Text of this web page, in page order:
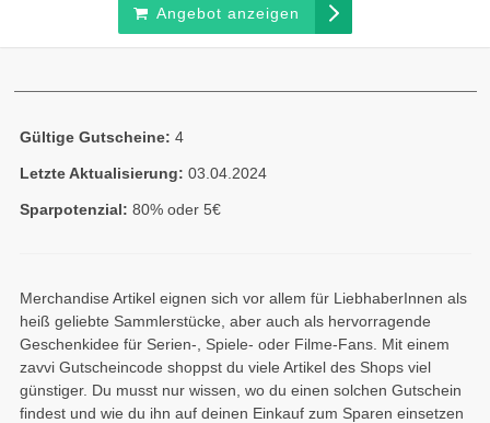
Angebot anzeigen
Gültige Gutscheine: 4
Letzte Aktualisierung: 03.04.2024
Sparpotenzial: 80% oder 5€
Merchandise Artikel eignen sich vor allem für LiebhaberInnen als
heiß geliebte Sammlerstücke, aber auch als hervorragende
Geschenkidee für Serien-, Spiele- oder Filme-Fans. Mit einem
zavvi Gutscheincode shoppst du viele Artikel des Shops viel
günstiger. Du musst nur wissen, wo du einen solchen Gutschein
findest und wie du ihn auf deinen Einkauf zum Sparen einsetzen